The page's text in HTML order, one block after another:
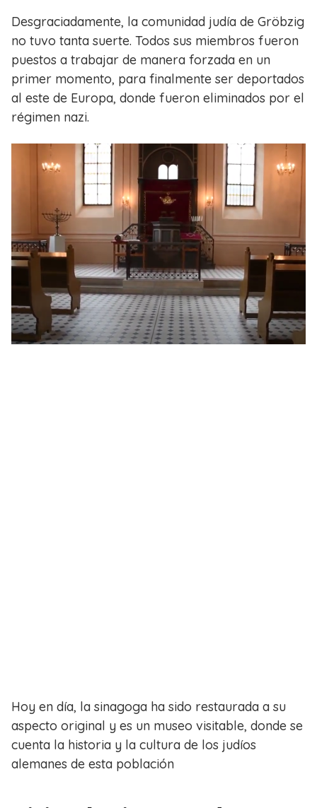
Desgraciadamente, la comunidad judía de Gröbzig
no tuvo tanta suerte. Todos sus miembros fueron
puestos a trabajar de manera forzada en un
primer momento, para finalmente ser deportados
al este de Europa, donde fueron eliminados por el
régimen nazi.
Hoy en día, la sinagoga ha sido restaurada a su
aspecto original y es un museo visitable, donde se
cuenta la historia y la cultura de los judíos
alemanes de esta población